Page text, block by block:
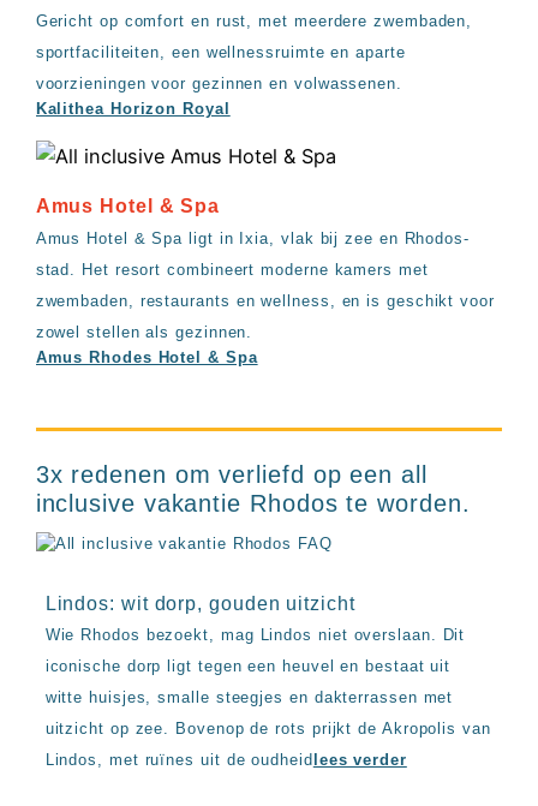
Gericht op comfort en rust, met meerdere zwembaden,
sportfaciliteiten, een wellnessruimte en aparte
voorzieningen voor gezinnen en volwassenen.
Kalithea Horizon Royal
Amus Hotel & Spa
Amus Hotel & Spa ligt in Ixia, vlak bij zee en Rhodos-
stad. Het resort combineert moderne kamers met
zwembaden, restaurants en wellness, en is geschikt voor
zowel stellen als gezinnen.
Amus Rhodes Hotel & Spa
3x redenen om verliefd op een all
inclusive vakantie Rhodos te worden.
Lindos: wit dorp, gouden uitzicht
Wie Rhodos bezoekt, mag Lindos niet overslaan. Dit
iconische dorp ligt tegen een heuvel en bestaat uit
witte huisjes, smalle steegjes en dakterrassen met
uitzicht op zee. Bovenop de rots prijkt de Akropolis van
Lindos, met ruïnes uit de oudheid lees verder